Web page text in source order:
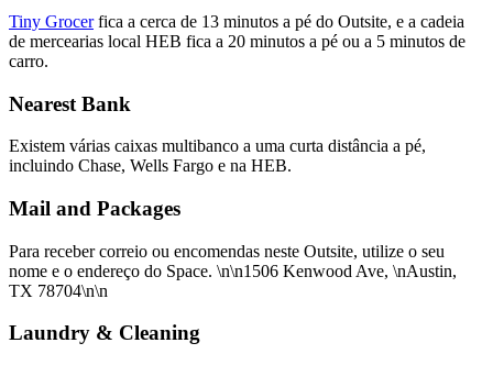
Tiny Grocerfica a cerca de 13 minutos a pé do Outsite, e a cadeia
de mercearias local HEB fica a 20 minutos a pé ou a 5 minutos de
carro.
Nearest Bank
Existem várias caixas multibanco a uma curta distância a pé,
incluindo Chase, Wells Fargo e na HEB.
Mail and Packages
Para receber correio ou encomendas neste Outsite, utilize o seu
nome e o endereço do Space. \n\n1506 Kenwood Ave, \nAustin,
TX 78704\n\n‍
Laundry & Cleaning